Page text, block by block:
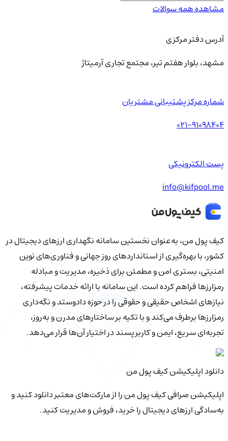
مشاهده همه سوالات
آدرس دفتر مرکزی
مشهد، بلوار هفتم تیر، مجتمع تجاری آرمیتاژ
شماره مرکز پشتیبانی مشتریان
021-91098404
پست الکترونیکی
info@kifpool.me
کیف‌ پول من، به‌عنوان نخستین سامانه نگهداری ارزهای دیجیتال در
کشور، با بهره‌گیری از استانداردهای روز جهانی و فناوری‌های نوین
امنیتی، بستری امن و مطمئن برای ذخیره، مدیریت و مبادله
رمزارزها فراهم کرده است. این سامانه با ارائه خدمات پیشرفته،
نیازهای اشخاص حقیقی و حقوقی را در حوزه دادوستد و نگه‌داری
رمزارزها برطرف می‌کند و با تکیه بر ساختارهای مدرن و به‌روز،
تجربه‌ای سریع، ایمن و کاربرپسند در اختیار آن‌ها قرار می‌دهد.
دانلود اپلیکیشن کیف‌ پول من
اپلیکیشن صرافی کیف پول من را از مارکت‌های معتبر دانلود کنید و
به‌سادگی ارزهای دیجیتال را خرید، فروش و مدیریت کنید.